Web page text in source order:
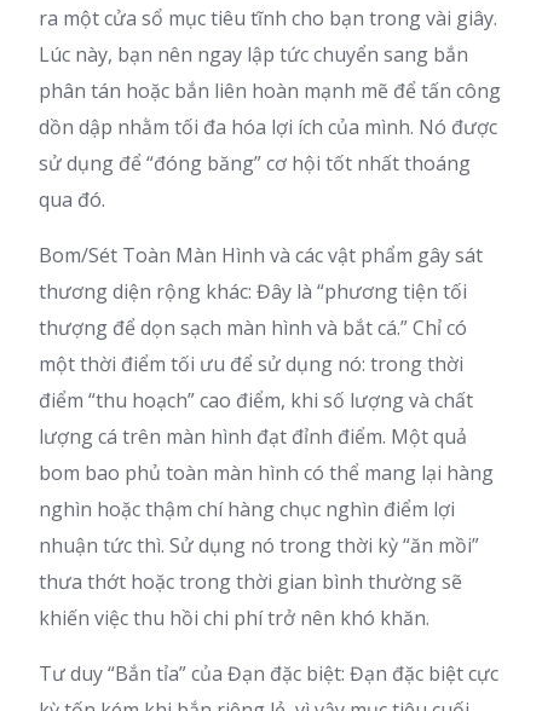
ra một cửa sổ mục tiêu tĩnh cho bạn trong vài giây.
Lúc này, bạn nên ngay lập tức chuyển sang bắn
phân tán hoặc bắn liên hoàn mạnh mẽ để tấn công
dồn dập nhằm tối đa hóa lợi ích của mình. Nó được
sử dụng để “đóng băng” cơ hội tốt nhất thoáng
qua đó.
Bom/Sét Toàn Màn Hình và các vật phẩm gây sát
thương diện rộng khác: Đây là “phương tiện tối
thượng để dọn sạch màn hình và bắt cá.” Chỉ có
một thời điểm tối ưu để sử dụng nó: trong thời
điểm “thu hoạch” cao điểm, khi số lượng và chất
lượng cá trên màn hình đạt đỉnh điểm. Một quả
bom bao phủ toàn màn hình có thể mang lại hàng
nghìn hoặc thậm chí hàng chục nghìn điểm lợi
nhuận tức thì. Sử dụng nó trong thời kỳ “ăn mồi”
thưa thớt hoặc trong thời gian bình thường sẽ
khiến việc thu hồi chi phí trở nên khó khăn.
Tư duy “Bắn tỉa” của Đạn đặc biệt: Đạn đặc biệt cực